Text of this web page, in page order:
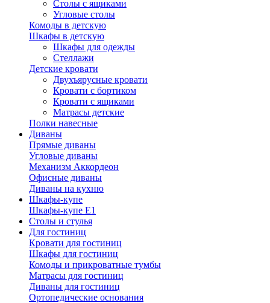
Столы с ящиками
Угловые столы
Комоды в детскую
Шкафы в детскую
Шкафы для одежды
Стеллажи
Детские кровати
Двухъярусные кровати
Кровати с бортиком
Кровати с ящиками
Матрасы детские
Полки навесные
Диваны
Прямые диваны
Угловые диваны
Механизм Аккордеон
Офисные диваны
Диваны на кухню
Шкафы-купе
Шкафы-купе Е1
Столы и стулья
Для гостиниц
Кровати для гостиниц
Шкафы для гостиниц
Комоды и прикроватные тумбы
Матрасы для гостиниц
Диваны для гостиниц
Ортопедические основания